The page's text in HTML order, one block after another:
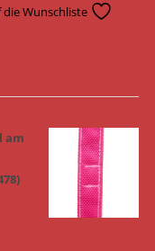
die Wunschliste
am